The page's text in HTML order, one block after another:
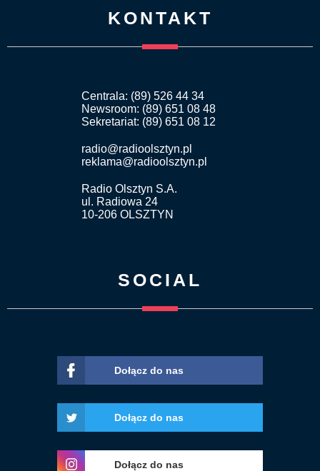
KONTAKT
Centrala: (89) 526 44 34
Newsroom: (89) 651 08 48
Sekretariat: (89) 651 08 12
radio@radioolsztyn.pl
reklama@radioolsztyn.pl
Radio Olsztyn S.A.
ul. Radiowa 24
10-206 OLSZTYN
SOCIAL
Dołącz do nas
Dołącz do nas
Dołącz do nas